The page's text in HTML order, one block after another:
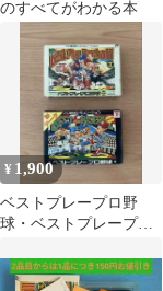
のすべてがわかる本
¥ 1,900
ベストプレープロ野
球・ベストプレープロ
フト 2本セット